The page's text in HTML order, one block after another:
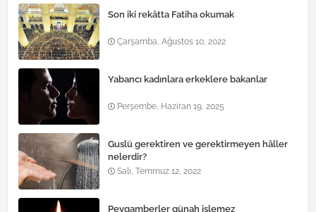
Son iki rekâtta Fatiha okumak
Çarşamba, Ağustos 10, 2022
Yabancı kadınlara erkeklere bakanlar
Perşembe, Haziran 19, 2025
Guslü gerektiren ve gerektirmeyen hâller
nelerdir?
Salı, Temmuz 12, 2022
Peygamberler günah işlemez